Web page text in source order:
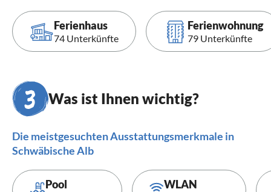
Ferienhaus
74 Unterkünfte
Ferienwohnung
79 Unterkünfte
Was ist Ihnen wichtig?
Die meistgesuchten Ausstattungsmerkmale in
Schwäbische Alb
Pool WLAN